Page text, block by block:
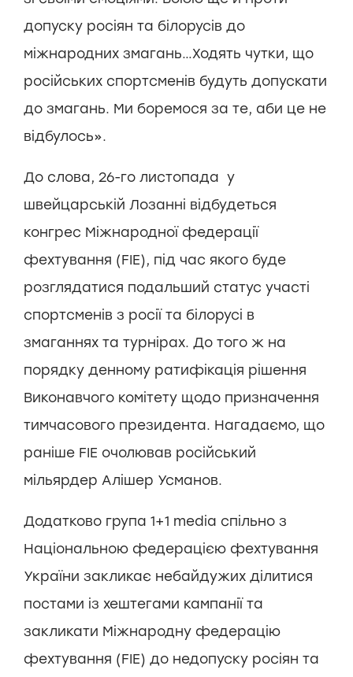
допуску росіян та білорусів до
міжнародних змагань…Ходять чутки, що
російських спортсменів будуть допускати
до змагань. Ми боремося за те, аби це не
відбулось».
До слова, 26-го листопада у
швейцарській Лозанні відбудеться
конгрес Міжнародної федерації
фехтування (FIE), під час якого буде
розглядатися подальший статус участі
спортсменів з росії та білорусі в
змаганнях та турнірах. До того ж на
порядку денному ратифікація рішення
Виконавчого комітету щодо призначення
тимчасового президента. Нагадаємо, що
раніше FIE очолював російський
мільярдер Алішер Усманов.
Додатково група 1+1 media спільно з
Національною федерацією фехтування
України закликає небайдужих ділитися
постами із хештегами кампанії та
закликати Міжнародну федерацію
фехтування (FIE) до недопуску росіян та